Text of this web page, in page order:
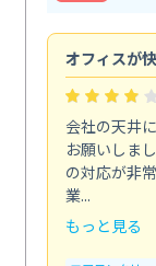
オフィスが
会社の天井
お願いしま
の対応が非
業...
もっと見る